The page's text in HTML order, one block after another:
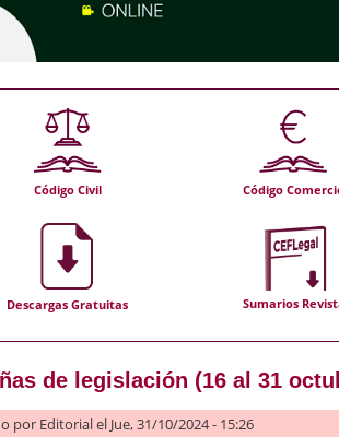
Código Civil Código
Descargas Gratuitas Sumarios
de legislación (16 al 31
por Editorialel Jue, 31/10/2024 - 15:26